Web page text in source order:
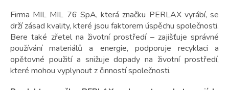
Firma MIL MIL 76 SpA, která značku PERLAX vyrábí, se
drží zásad kvality, které jsou faktorem úspěchu společnosti.
Bere také zřetel na životní prostředí – zajišťuje správné
používání materiálů a energie, podporuje recyklaci a
opětovné použití a snižuje dopady na životní prostředí,
které mohou vyplynout z činností společnosti.